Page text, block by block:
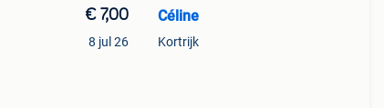
€ 7,00
8 jul 26
Céline
Kortrijk